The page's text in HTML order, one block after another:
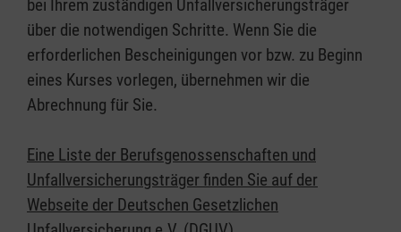
bei Ihrem zuständigen Unfallversicherungsträger
über die notwendigen Schritte. Wenn Sie die
erforderlichen Bescheinigungen vor bzw. zu Beginn
eines Kurses vorlegen, übernehmen wir die
Abrechnung für Sie.
Eine Liste der Berufsgenossenschaften und
Unfallversicherungsträger finden Sie auf der
Webseite der Deutschen Gesetzlichen